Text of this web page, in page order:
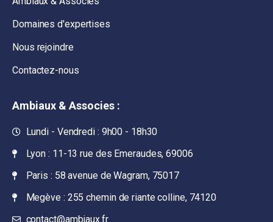
Domaines d'expertises
Nous rejoindre
Contactez-nous
Ambiaux & Associes :
Lundi - Vendredi : 9h00 - 18h30
Lyon : 11-13 rue des Emeraudes, 69006
Paris : 58 avenue de Wagram, 75017
Megève : 255 chemin de riante colline, 74120
contact@ambiaux.fr